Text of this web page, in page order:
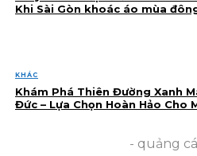
Khi Sài Gòn khoác áo mùa
KHÁC
Khám Phá Thiên Đường Xanh
Đức – Lựa Chọn Hoàn Hảo Cho
- quảng